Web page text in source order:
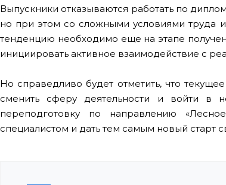
Выпускники отказываются работать по
но при этом со сложными условиями труда
тенденцию необходимо еще на этапе
инициировать активное взаимодействие с
Но справедливо будет отметить, что
сменить сферу деятельности и войти в
переподготовку по направлению
специалистом и дать тем самым новый старт